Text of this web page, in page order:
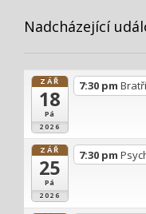
p
p
í
s
ě
Nadcházející
ZÁŘ
18
Pá
2026
7:30 pm
ZÁŘ
25
Pá
2026
7:30 pm